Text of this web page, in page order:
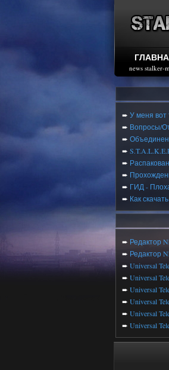
news stalker-
➨ У меня вот
➨ Вопросы/
➨
➨
➨
➨
➨ ГИД -
➨ Как
➨ Редактор
➨ Редактор
➨ Universal
➨ Universal
➨ Universal
➨ Universal
➨ Universal
➨ Universal